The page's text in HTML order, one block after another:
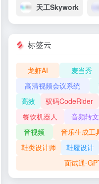
天工Skywork
标签云
龙虾AI 麦当秀
高清视频会议系统
高效
驭码CodeRider
餐饮机器人
音频转
音视频
音乐生成工
鞋类设计师
鞋履设计
面试通-